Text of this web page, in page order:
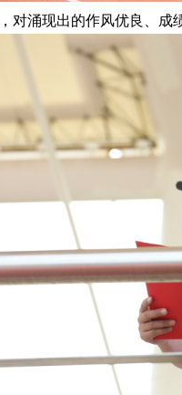
对涌现出的作风优良、成